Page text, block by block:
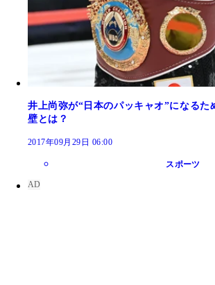
井上尚弥が“日本のパッキャオ”になるた
壁とは？
2017年09月29日 06:00
スポーツ